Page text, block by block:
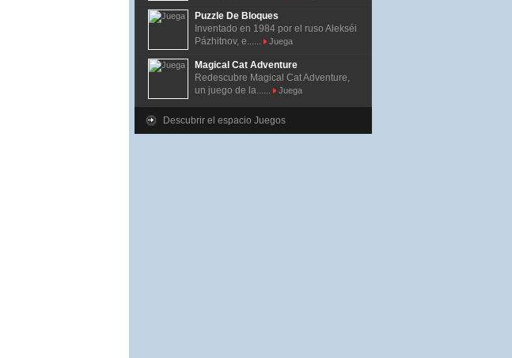
Puzzle De Bloques
Inventado en 1984 por el ruso Alekséi
Pázhitnov, e......
Juega
Magical Cat Adventure
Redescubre Magical Cat Adventure,
un juego de la......
Juega
Descubrir el espacio Juegos